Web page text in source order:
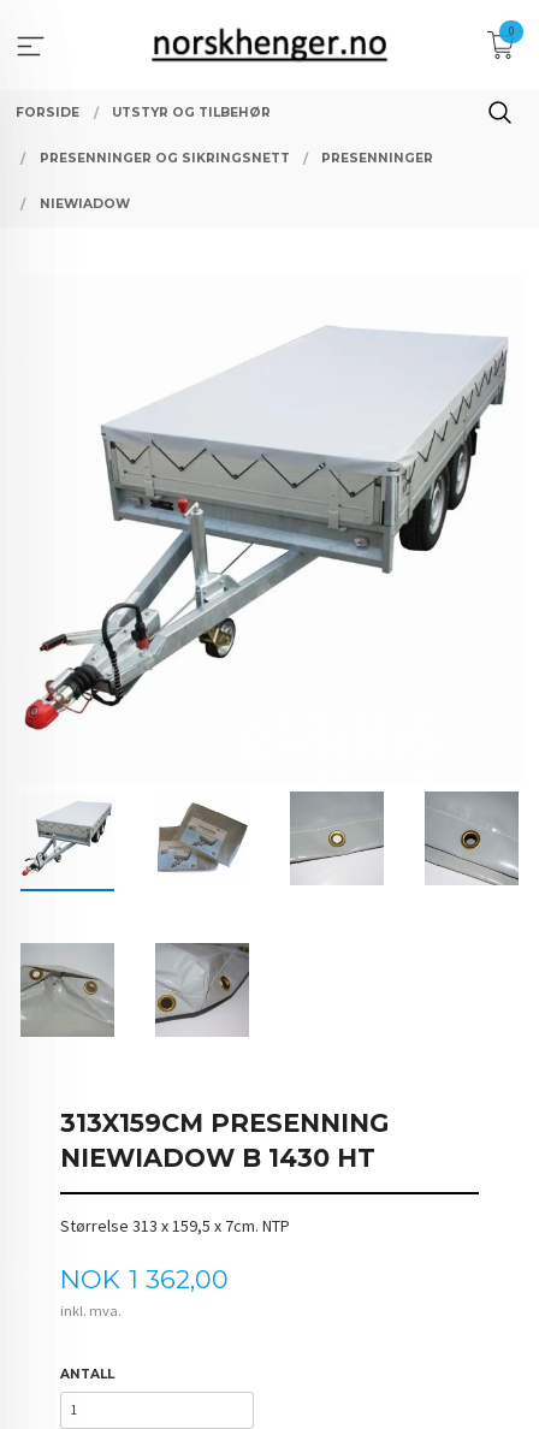
innholdet
0
FORSIDE UTSTYR OG TILBEHØR
PRESENNINGER OG SIKRINGSNETT PRESENNINGER
NIEWIADOW
313X159CM PRESENNING
NIEWIADOW B 1430 HT
Størrelse 313 x 159,5 x 7cm. NTP
Pris
NOK 1 362,00
inkl. mva.
ANTALL